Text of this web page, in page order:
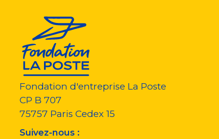
Fondation d'entreprise La Poste
CP B 707
75757 Paris Cedex 15
Suivez-nous :